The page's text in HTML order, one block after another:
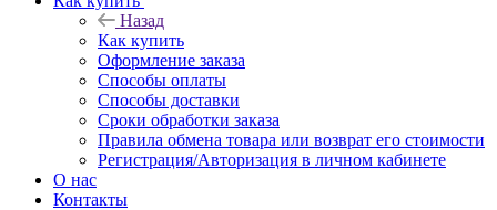
Назад
Как купить
Оформление заказа
Способы оплаты
Способы доставки
Сроки обработки заказа
Правила обмена товара или возврат его стоимости
Регистрация/Авторизация в личном кабинете
О нас
Контакты